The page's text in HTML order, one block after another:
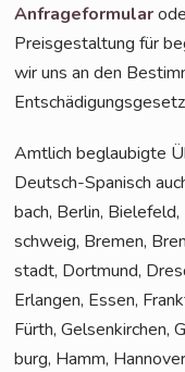
Anfra­ge­for­mu­lar
Preis­ge­stal­tung für
wir uns an den
Amt­lich beglau­big­te
Deutsch-Spa­nisch
bach, Ber­lin,
schweig, Bre­men,
stadt, Dort­mund,
Erlan­gen, Essen,
Fürth, Gel­sen­kir­chen,
burg, Hamm,